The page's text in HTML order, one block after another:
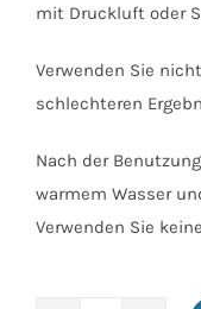
mit Druckluft oder
Verwenden Sie
schlechteren
Nach der
warmem Wasser
Verwenden Sie